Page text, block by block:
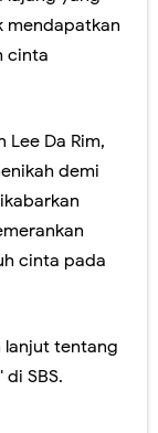
mendapatkan
cinta
Da Rim,
demi
cinta pada
lanjut tentang
SBS.